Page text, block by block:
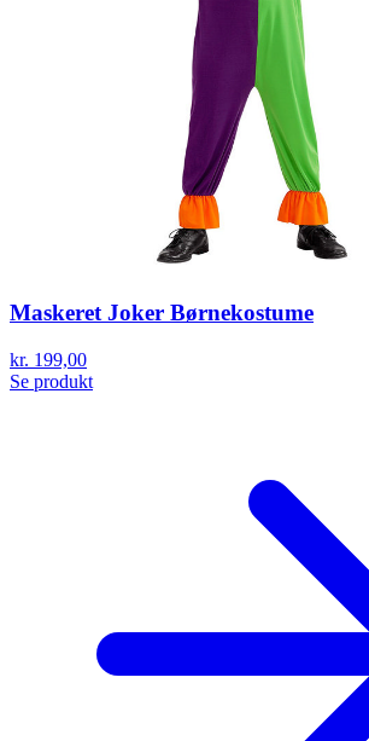
Maskeret Joker Børnekostume
kr. 199,00
Se produkt